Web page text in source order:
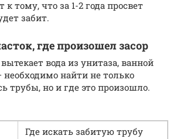
к тому, что за 1-2 года просвет
забит.
где произошел засор
вода из унитаза, ванной
найти не только
трубы, но и где это произошло.
Где искать забитую трубу